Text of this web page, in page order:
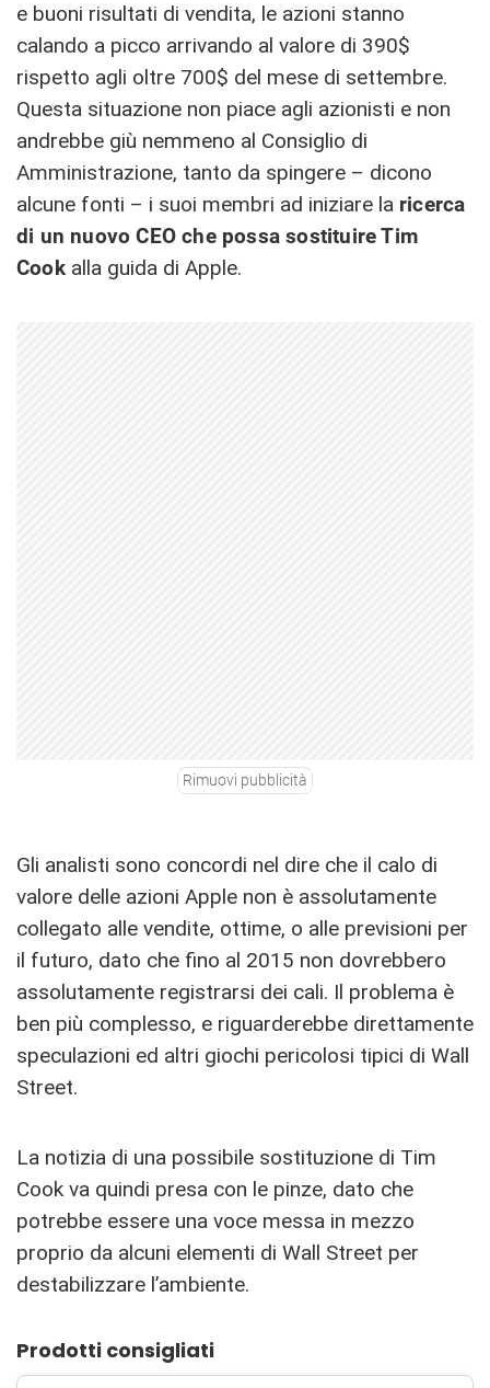
e buoni risultati di vendita, le azioni stanno
calando a picco arrivando al valore di 390$
rispetto agli oltre 700$ del mese di settembre.
Questa situazione non piace agli azionisti e non
andrebbe giù nemmeno al Consiglio di
Amministrazione, tanto da spingere – dicono
alcune fonti – i suoi membri ad iniziare la ricerca
di un nuovo CEO che possa sostituire Tim
Cookalla guida di Apple.
Rimuovi pubblicità
Gli analisti sono concordi nel dire che il calo di
valore delle azioni Apple non è assolutamente
collegato alle vendite, ottime, o alle previsioni per
il futuro, dato che fino al 2015 non dovrebbero
assolutamente registrarsi dei cali. Il problema è
ben più complesso, e riguarderebbe direttamente
speculazioni ed altri giochi pericolosi tipici di Wall
Street.
La notizia di una possibile sostituzione di Tim
Cook va quindi presa con le pinze, dato che
potrebbe essere una voce messa in mezzo
proprio da alcuni elementi di Wall Street per
destabilizzare l’ambiente.
Prodotti consigliati